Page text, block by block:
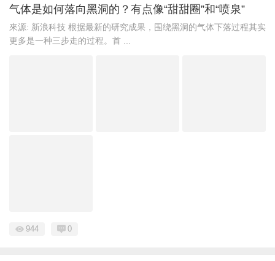
气体是如何落向黑洞的？有点像“甜甜圈”和“喷泉”
來源: 新浪科技 根据最新的研究成果，围绕黑洞的气体下落过程其实
更多是一种三步走的过程。首 ...
944 0